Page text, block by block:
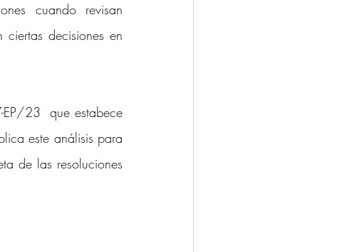
cuando revisan
decisiones en
23  que estabece
este análisis para
de las resoluciones